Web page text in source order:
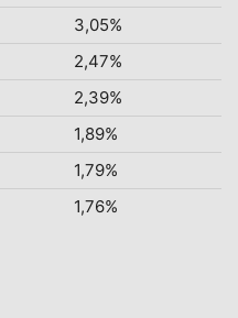
3,05%
2,47%
2,39%
1,89%
1,79%
1,76%